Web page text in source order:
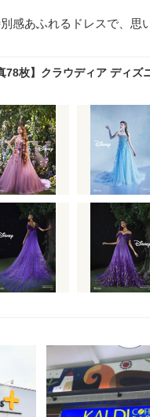
感あふれるドレスで、思
78枚】クラウディア ディ